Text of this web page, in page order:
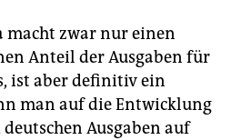
zwar nur einen
Anteil der Ausgaben für
ist aber definitiv ein
man auf die Entwicklung
Ausgaben auf